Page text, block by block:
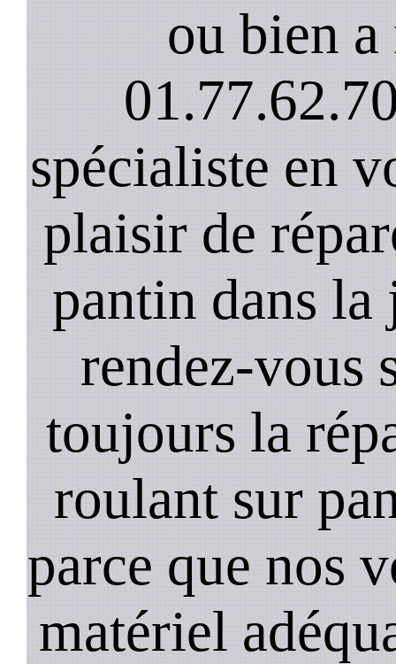
ou bien
spécialiste en
plaisir de
pantin dans la
rendez-vous
toujours la
roulant sur
parce que nos
matériel